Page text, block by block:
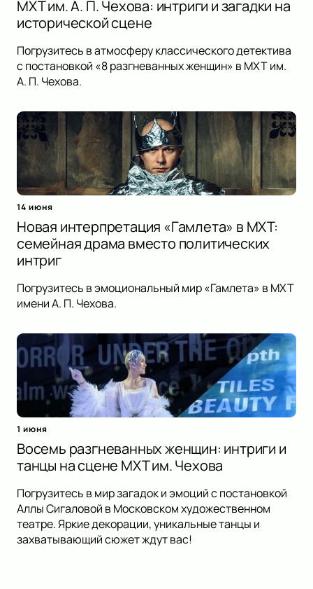
МХТ им. А. П. Чехова: интриги и загадки на
исторической сцене
Погрузитесь в атмосферу классического детектива
с постановкой «8 разгневанных женщин» в МХТ им.
А. П. Чехова.
14 июня
Новая интерпретация «Гамлета» в МХТ:
семейная драма вместо политических
интриг
Погрузитесь в эмоциональный мир «Гамлета» в МХТ
имени А. П. Чехова.
1 июня
Восемь разгневанных женщин: интриги и
танцы на сцене МХТ им. Чехова
Погрузитесь в мир загадок и эмоций с постановкой
Аллы Сигаловой в Московском художественном
театре. Яркие декорации, уникальные танцы и
захватывающий сюжет ждут вас!